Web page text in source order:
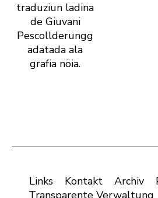
traduziun ladina
de Giuvani
Pescollderungg
adatada ala
grafia nöia.
Links Kontakt Archiv
Transparente Verwaltung